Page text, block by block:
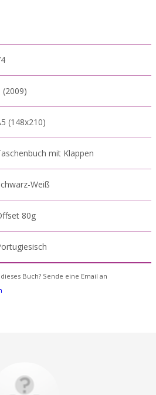
(2009)
(148x210)
mit Klappen
Weiß
80g
Buch? Sende eine Email an